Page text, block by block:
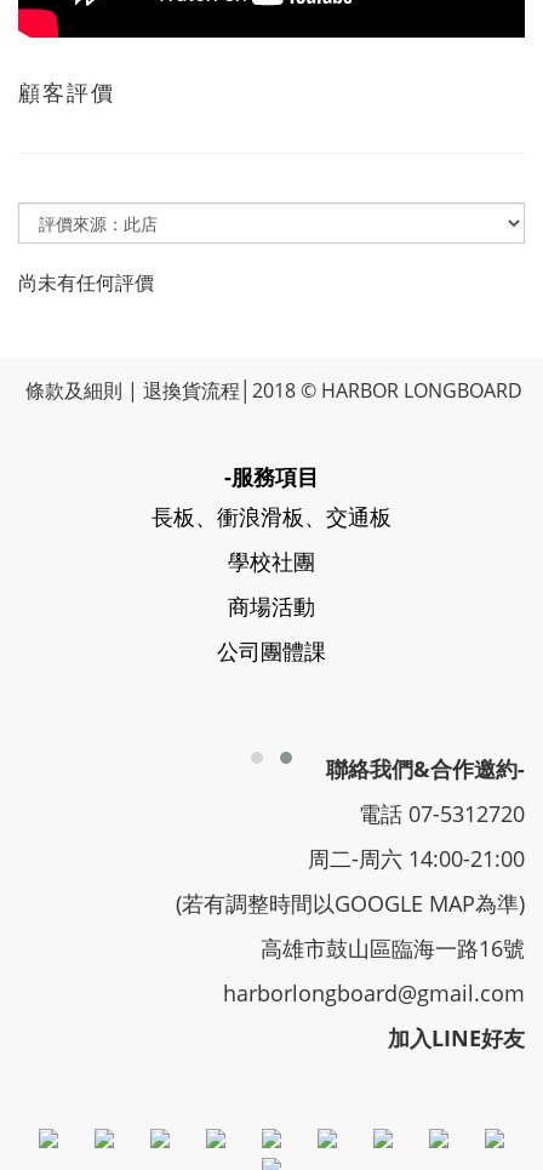
顧客評價
尚未有任何評價
條款及細則 | 退換貨流程 │2018 © HARBOR LONGBOARD
-服務項目
長板、衝浪滑板、交通板
學校社團
商場活動
公司團體課
聯絡我們&合作邀約-
電話 07-5312720
周二-周六 14:00-21:00
(若有調整時間以GOOGLE MAP為準)
高雄市鼓山區臨海一路16號
harborlongboard@gmail.com
加入LINE好友